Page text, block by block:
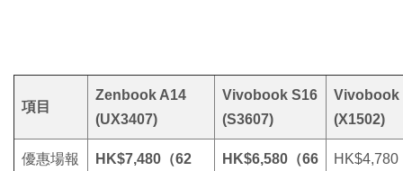
項目
Zenbook A14
(UX3407)
Vivobook S16
(S3607)
Vivobook
(X1502)
優惠場報
HK$7,480（62
HK$6,580（66
HK$4,780